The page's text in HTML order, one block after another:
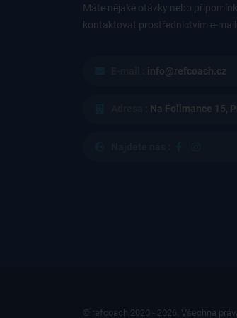
Máte nějaké otázky nebo
kontaktovat prostřednictvím e-
info@refcoach.cz
Na Folimance 15,
© refcoach 2020 - 2026. Všechna